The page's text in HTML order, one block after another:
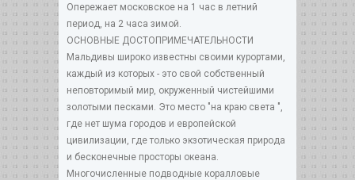
Опережает московское на 1 час в летний
период, на 2 часа зимой.
ОСНОВНЫЕ ДОСТОПРИМЕЧАТЕЛЬНОСТИ
Мальдивы широко известны своими курортами,
каждый из которых - это свой собственный
неповторимый мир, окруженный чистейшими
золотыми песками. Это место "на краю света ",
где нет шума городов и европейской
цивилизации, где только экзотическая природа
и бесконечные просторы океана.
Многочисленные подводные коралловые